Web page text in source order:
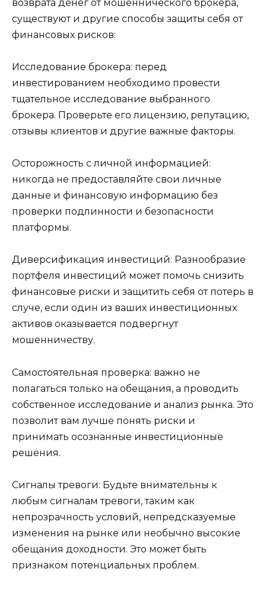
возврата денег от мошеннического брокера,
существуют и другие способы защиты себя от
финансовых рисков:
Исследование брокера: перед
инвестированием необходимо провести
тщательное исследование выбранного
брокера. Проверьте его лицензию, репутацию,
отзывы клиентов и другие важные факторы.
Осторожность с личной информацией:
никогда не предоставляйте свои личные
данные и финансовую информацию без
проверки подлинности и безопасности
платформы.
Диверсификация инвестиций: Разнообразие
портфеля инвестиций может помочь снизить
финансовые риски и защитить себя от потерь в
случе, если один из ваших инвестиционных
активов оказывается подвергнут
мошенничеству.
Самостоятельная проверка: важно не
полагаться только на обещания, а проводить
собственное исследование и анализ рынка. Это
позволит вам лучше понять риски и
принимать осознанные инвестиционные
решения.
Сигналы тревоги: Будьте внимательны к
любым сигналам тревоги, таким как
непрозрачность условий, непредсказуемые
изменения на рынке или необычно высокие
обещания доходности. Это может быть
признаком потенциальных проблем.